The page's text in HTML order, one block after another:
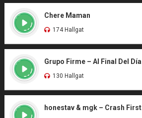
Chere Maman
174 Hallgat
Grupo Firme – Al Final Del Día
130 Hallgat
honestav & mgk – Crash First